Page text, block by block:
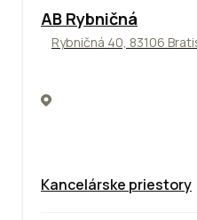
AB Rybničná
Rybničná 40, 83106
Kancelárske priestory